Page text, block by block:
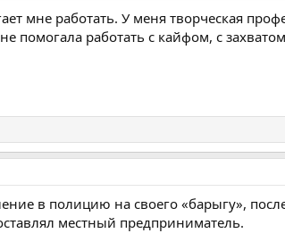
мне работать. У меня творческая
помогала работать с кайфом, с
в полицию на своего «барыгу»,
местный предприниматель.